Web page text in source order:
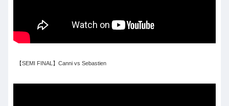
【SEMI FINAL】Canni vs Sebastien